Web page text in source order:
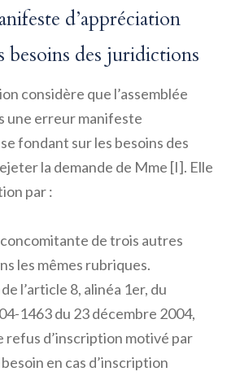
d’appréciation
besoins des juridictions
considère que l’assemblée
une erreur manifeste
fondant sur les besoins des
la demande de Mme [I]. Elle
par :
concomitante de trois autres
les mêmes rubriques.
l’article 8, alinéa 1er, du
1463 du 23 décembre 2004,
refus d’inscription motivé par
besoin en cas d’inscription